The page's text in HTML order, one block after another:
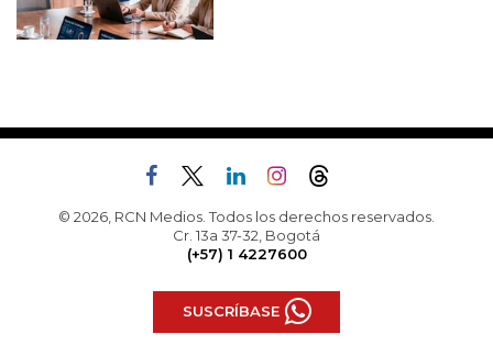
© 2026, RCN Medios. Todos los derechos reservados.
Cr. 13a 37-32, Bogotá
(+57) 1 4227600
SUSCRÍBASE